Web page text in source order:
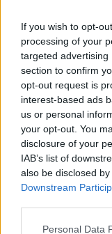
If you wish to opt-
processing of your
targeted
section to confirm
opt-out request is
interest-based ads
us or personal
your opt-out. You
disclosure of your
IAB’s list of
also be disclosed
Downstream
Please note that
Personal Data